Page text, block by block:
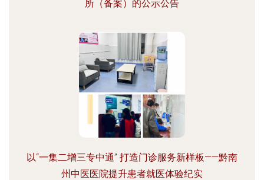
所（备案）的公示公告
以“一集二增三专中通” 打造门诊服务新样板——黔南
州中医医院提升患者就医体验纪实